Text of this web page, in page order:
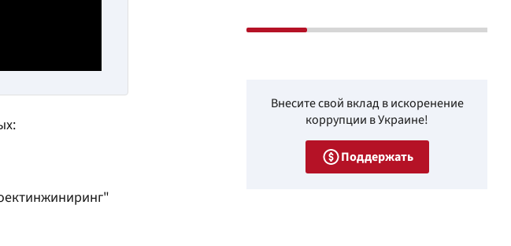
Внесите свой вклад в искоренение
коррупции в Украине!
Поддержать